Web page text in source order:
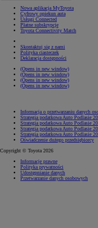
Nowa aplikacja MyToyota
Cyfrowy opiekun auta
Usługi Connected
Płatne subskrypcje
Toyota Connectivity Match
Skontaktuj się z nami
Polityka ciasteczek
Deklaracja dostępności
(Opens in new window)
(Opens in new window)
(Opens in new window)
(Opens in new window)
Informacja o przetwarzaniu danych
Strategia podatkowa Auto Podlasie
Strategia podatkowa Auto Podlasie
Strategia podatkowa Auto Podlasie
Strategia podatkowa Auto Podlasie
Oświadczenie dużego przedsiębiorcy
Copyright © Toyota 2026
Informacje prawne
Polityka prywatności
Udostępnianie danych
Przetwarzanie danych osobowych